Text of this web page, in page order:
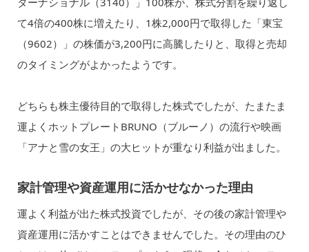
て4倍の400株に増えたり、1株2,000円で取得した「東宝
（9602）」の株価が3,200円に高騰したりと、取得と売却
のタイミングがよかったようです。
どちらも株主優待目的で取得した株式でしたが、たまたま
運よくホットプレートBRUNO（ブルーノ）の流行や映画
「アナと雪の女王」の大ヒットが重なり利益が出ました。
家計管理や資産運用に活かせなかった理由
運よく利益が出た株式投資でしたが、その後の家計管理や
資産運用に活かすことはできませんでした。その理由のひ